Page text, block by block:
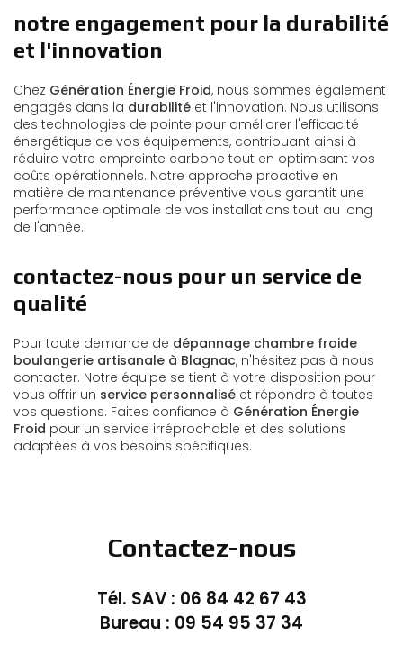
notre engagement pour la durabilité
et l'innovation
Chez Génération Énergie Froid, nous sommes également
engagés dans la durabilité et l'innovation. Nous utilisons
des technologies de pointe pour améliorer l'efficacité
énergétique de vos équipements, contribuant ainsi à
réduire votre empreinte carbone tout en optimisant vos
coûts opérationnels. Notre approche proactive en
matière de maintenance préventive vous garantit une
performance optimale de vos installations tout au long
de l'année.
contactez-nous pour un service de
qualité
Pour toute demande de dépannage chambre froide
boulangerie artisanale à Blagnac, n'hésitez pas à nous
contacter. Notre équipe se tient à votre disposition pour
vous offrir un service personnalisé et répondre à toutes
vos questions. Faites confiance à Génération Énergie
Froid pour un service irréprochable et des solutions
adaptées à vos besoins spécifiques.
Contactez-nous
Tél. SAV : 06 84 42 67 43
Bureau : 09 54 95 37 34